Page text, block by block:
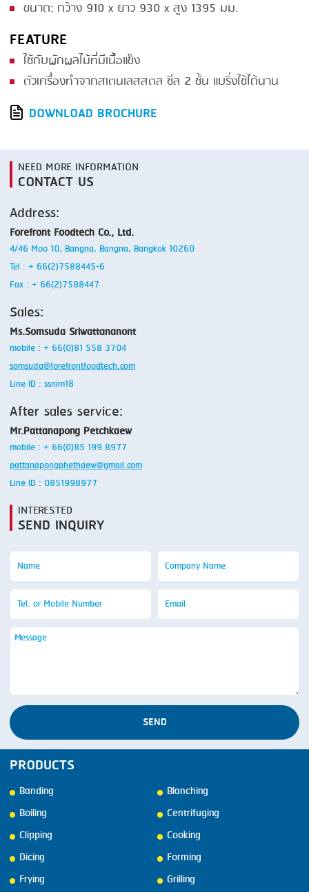
STEAMING
TRAY DENESTER
TRAY FORMING
VACUUM PACKING
VACUUM STUFFING
WASHING
ขนาด: กว้าง 910 x ยาว 930 x สูง 1395 มม.
FEATURE
ใช้กับผักผลไม้ที่มีเนื้อแข็ง
ตัวเครื่องทำจากสเตนเลสสตล ซีล 2 ชั้น แบริ่งใช้ได้นาน
DOWNLOAD BROCHURE
NEED MORE INFORMATION
CONTACT US
Address:
Forefront Foodtech Co., Ltd.
4/46 Moo 10, Bangna, Bangna, Bangkok 10260
Tel : + 66(2)7588445-6
Fax : + 66(2)7588447
Sales:
Ms.Somsuda Sriwattananont
mobile : + 66(0)81 558 3704
somsuda@forefrontfoodtech.com
Line ID : ssnim18
After sales service:
Mr.Pattanapong Petchkaew
mobile : + 66(0)85 199 8977
pattanapongphethaew@gmail.com
Line ID : 0851998977
INTERESTED
SEND INQUIRY
SEND
PRODUCTS
Banding
Blanching
Boiling
Centrifuging
Clipping
Cooking
Dicing
Forming
Frying
Grilling